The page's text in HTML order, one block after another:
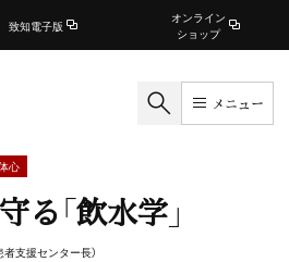
致知電子版
オンライン
ショップ
メニュー
心
「飲水学」
支援センター長）